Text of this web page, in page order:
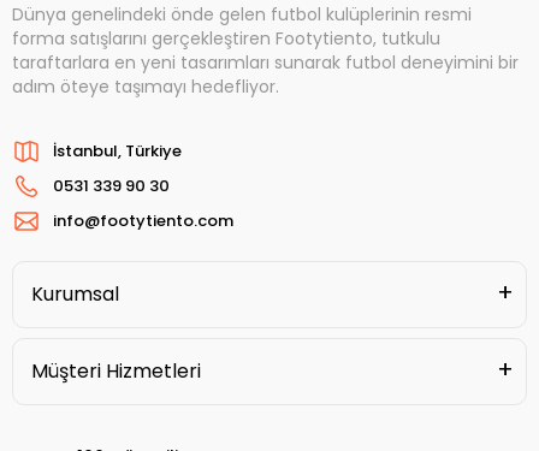
Dünya genelindeki önde gelen futbol kulüplerinin resmi
forma satışlarını gerçekleştiren Footytiento, tutkulu
taraftarlara en yeni tasarımları sunarak futbol deneyimini bir
adım öteye taşımayı hedefliyor.
İstanbul, Türkiye
0531 339 90 30
info@footytiento.com
Kurumsal
Müşteri Hizmetleri